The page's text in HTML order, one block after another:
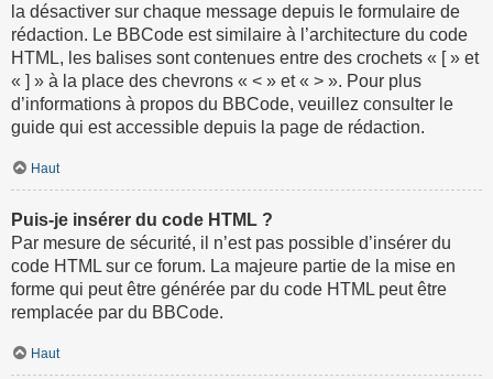
la désactiver sur chaque message depuis le formulaire de
rédaction. Le BBCode est similaire à l’architecture du code
HTML, les balises sont contenues entre des crochets « [ » et
« ] » à la place des chevrons « < » et « > ». Pour plus
d’informations à propos du BBCode, veuillez consulter le
guide qui est accessible depuis la page de rédaction.
Haut
Puis-je insérer du code HTML ?
Par mesure de sécurité, il n’est pas possible d’insérer du
code HTML sur ce forum. La majeure partie de la mise en
forme qui peut être générée par du code HTML peut être
remplacée par du BBCode.
Haut